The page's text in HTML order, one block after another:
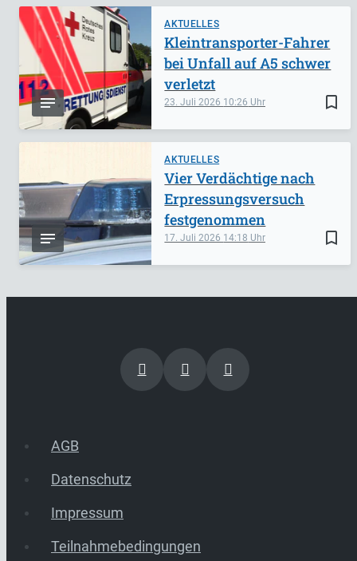
AKTUELLES
bookmark_border
23. Juli 2026 10:26
Kleintransporter-Fahrer
bei Unfall auf A5 schwer
verletzt
AKTUELLES
bookmark_border
17. Juli 2026 14:18
Vier Verdächtige nach
Erpressungsversuch
festgenommen
AGB
Datenschutz
Impressum
Teilnahmebedingungen